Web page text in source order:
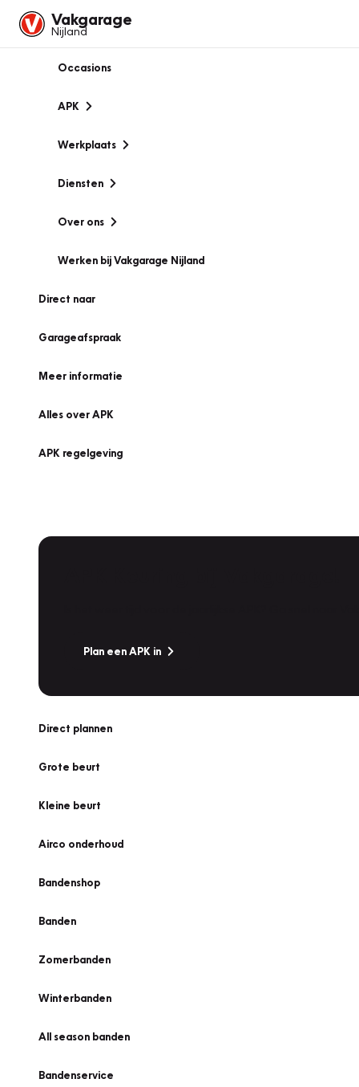
Vakgarage
Nijland
Occasions
APK
Werkplaats
Diensten
Over ons
Werken bij Vakgarage Nijland
Direct naar
Garageafspraak
Meer informatie
Alles over APK
APK regelgeving
Plan een APK in
Direct plannen
Grote beurt
Kleine beurt
Airco onderhoud
Bandenshop
Banden
Zomerbanden
Winterbanden
All season banden
Bandenservice